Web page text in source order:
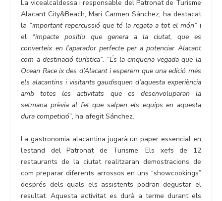
La vicealcaldessa i responsable del Patronat de Turisme
Alacant City&Beach, Mari Carmen Sánchez, ha destacat
la “important repercussió que té la regata a tot el món”i
el “impacte positiu que genera a la ciutat, que es
converteix en l’aparador perfecte per a potenciar Alacant
com a destinació turística”. “És la cinquena vegada que la
Ocean Race ix des d’Alacant i esperem que una edició més
els alacantins i visitants gaudisquen d’aquesta experiència
amb totes les activitats que es desenvoluparan la
setmana prèvia al fet que salpen els equips en aquesta
dura competició”, ha afegit Sánchez.
La gastronomia alacantina jugarà un paper essencial en
l’estand del Patronat de Turisme. Els xefs de 12
restaurants de la ciutat realitzaran demostracions de
com preparar diferents arrossos en uns “showcookings”
després dels quals els assistents podran degustar el
resultat. Aquesta activitat es durà a terme durant els